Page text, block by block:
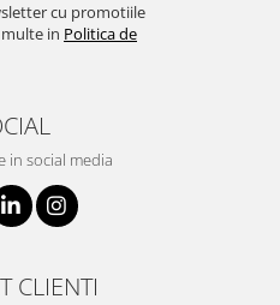
cu promotiile
in Politica de
in social media
CLIENTI